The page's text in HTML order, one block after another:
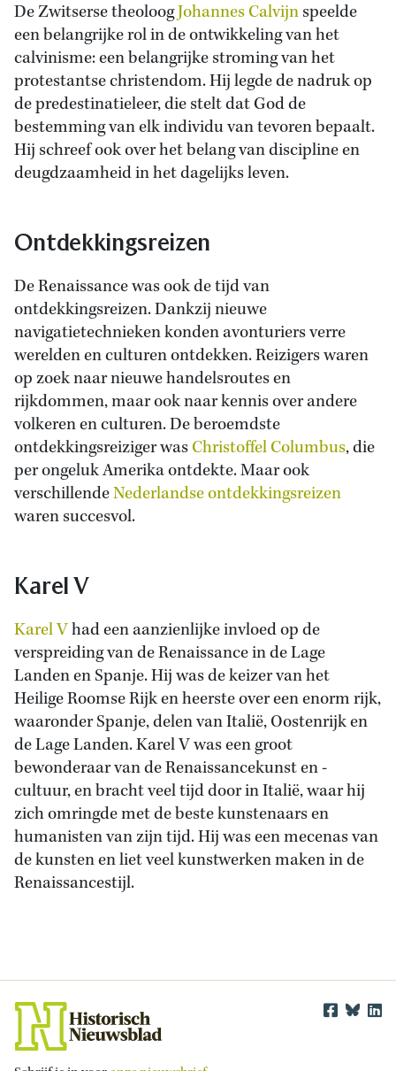
De Zwitserse theoloogJohannes Calvijnspeelde
een belangrijke rol in de ontwikkeling van het
calvinisme: een belangrijke stroming van het
protestantse christendom. Hij legde de nadruk op
de predestinatieleer, die stelt dat God de
bestemming van elk individu van tevoren bepaalt.
Hij schreef ook over het belang van discipline en
deugdzaamheid in het dagelijks leven.
Ontdekkingsreizen
De Renaissance was ook de tijd van
ontdekkingsreizen. Dankzij nieuwe
navigatietechnieken konden avonturiers verre
werelden en culturen ontdekken. Reizigers waren
op zoek naar nieuwe handelsroutes en
rijkdommen, maar ook naar kennis over andere
volkeren en culturen. De beroemdste
ontdekkingsreiziger wasChristoffel Columbus, die
per ongeluk Amerika ontdekte. Maar ook
verschillendeNederlandse ontdekkingsreizen
waren succesvol.
Karel V
Karel Vhad een aanzienlijke invloed op de
verspreiding van de Renaissance in de Lage
Landen en Spanje. Hij was de keizer van het
Heilige Roomse Rijk en heerste over een enorm rijk,
waaronder Spanje, delen van Italië, Oostenrijk en
de Lage Landen. Karel V was een groot
bewonderaar van de Renaissancekunst en -
cultuur, en bracht veel tijd door in Italië, waar hij
zich omringde met de beste kunstenaars en
humanisten van zijn tijd. Hij was een mecenas van
de kunsten en liet veel kunstwerken maken in de
Renaissancestijl.